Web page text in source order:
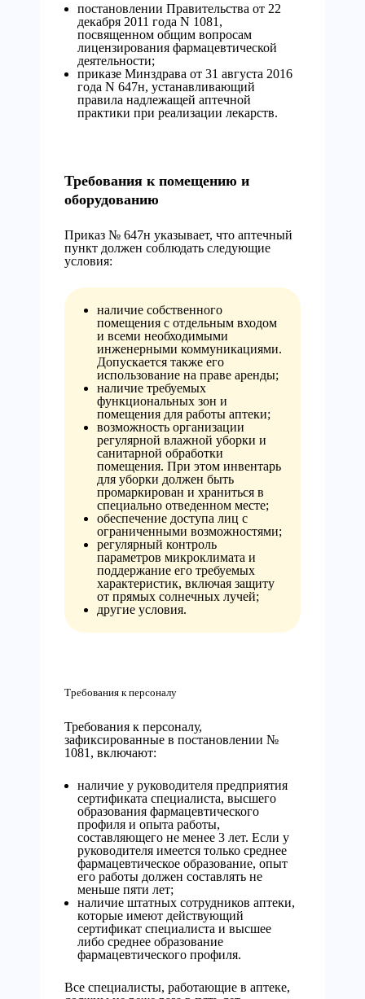
постановлении Правительства от 22
декабря 2011 года N 1081,
посвященном общим вопросам
лицензирования фармацевтической
деятельности;
приказе Минздрава от 31 августа 2016
года N 647н, устанавливающий
правила надлежащей аптечной
практики при реализации лекарств.
Требования к помещению и
оборудованию
Приказ № 647н указывает, что аптечный
пункт должен соблюдать следующие
условия:
наличие собственного
помещения с отдельным входом
и всеми необходимыми
инженерными коммуникациями.
Допускается также его
использование на праве аренды;
наличие требуемых
функциональных зон и
помещения для работы аптеки;
возможность организации
регулярной влажной уборки и
санитарной обработки
помещения. При этом инвентарь
для уборки должен быть
промаркирован и храниться в
специально отведенном месте;
обеспечение доступа лиц с
ограниченными возможностями;
регулярный контроль
параметров микроклимата и
поддержание его требуемых
характеристик, включая защиту
от прямых солнечных лучей;
другие условия.
Требования к персоналу
Требования к персоналу,
зафиксированные в постановлении №
1081, включают:
наличие у руководителя предприятия
сертификата специалиста, высшего
образования фармацевтического
профиля и опыта работы,
составляющего не менее 3 лет. Если у
руководителя имеется только среднее
фармацевтическое образование, опыт
его работы должен составлять не
меньше пяти лет;
наличие штатных сотрудников аптеки,
которые имеют действующий
сертификат специалиста и высшее
либо среднее образование
фармацевтического профиля.
Все специалисты, работающие в аптеке,